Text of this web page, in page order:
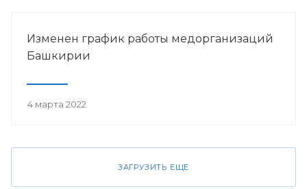
Изменен график работы медорганизаций
Башкирии
4 марта 2022
ЗАГРУЗИТЬ ЕЩЕ